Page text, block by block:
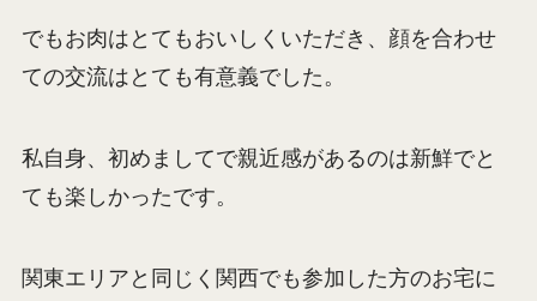
でもお肉はとてもおいしくいただき、顔を合わせ
ての交流はとても有意義でした。
私自身、初めましてで親近感があるのは新鮮でと
ても楽しかったです。
関東エリアと同じく関西でも参加した方のお宅に